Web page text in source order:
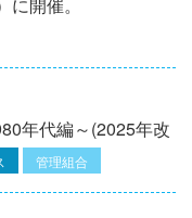
年代編～(2025年改
管理組合